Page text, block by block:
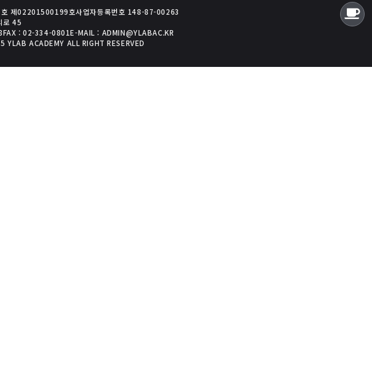
호 제02201500199호사업자등록번호 148-87-00263
로 45
FAX : 02-334-0801E-MAIL : ADMIN@YLABAC.KR
YLAB ACADEMY ALL RIGHT RESERVED